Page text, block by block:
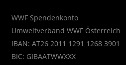
WWF Spendenkonto
Umweltverband WWF Österreich
IBAN: AT26 2011 1291 1268 3901
BIC: GIBAATWWXXX